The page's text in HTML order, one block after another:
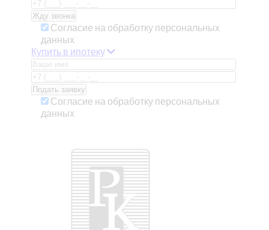
Согласие на обработку персональных
данных
Купить в ипотеку
Согласие на обработку персональных
данных